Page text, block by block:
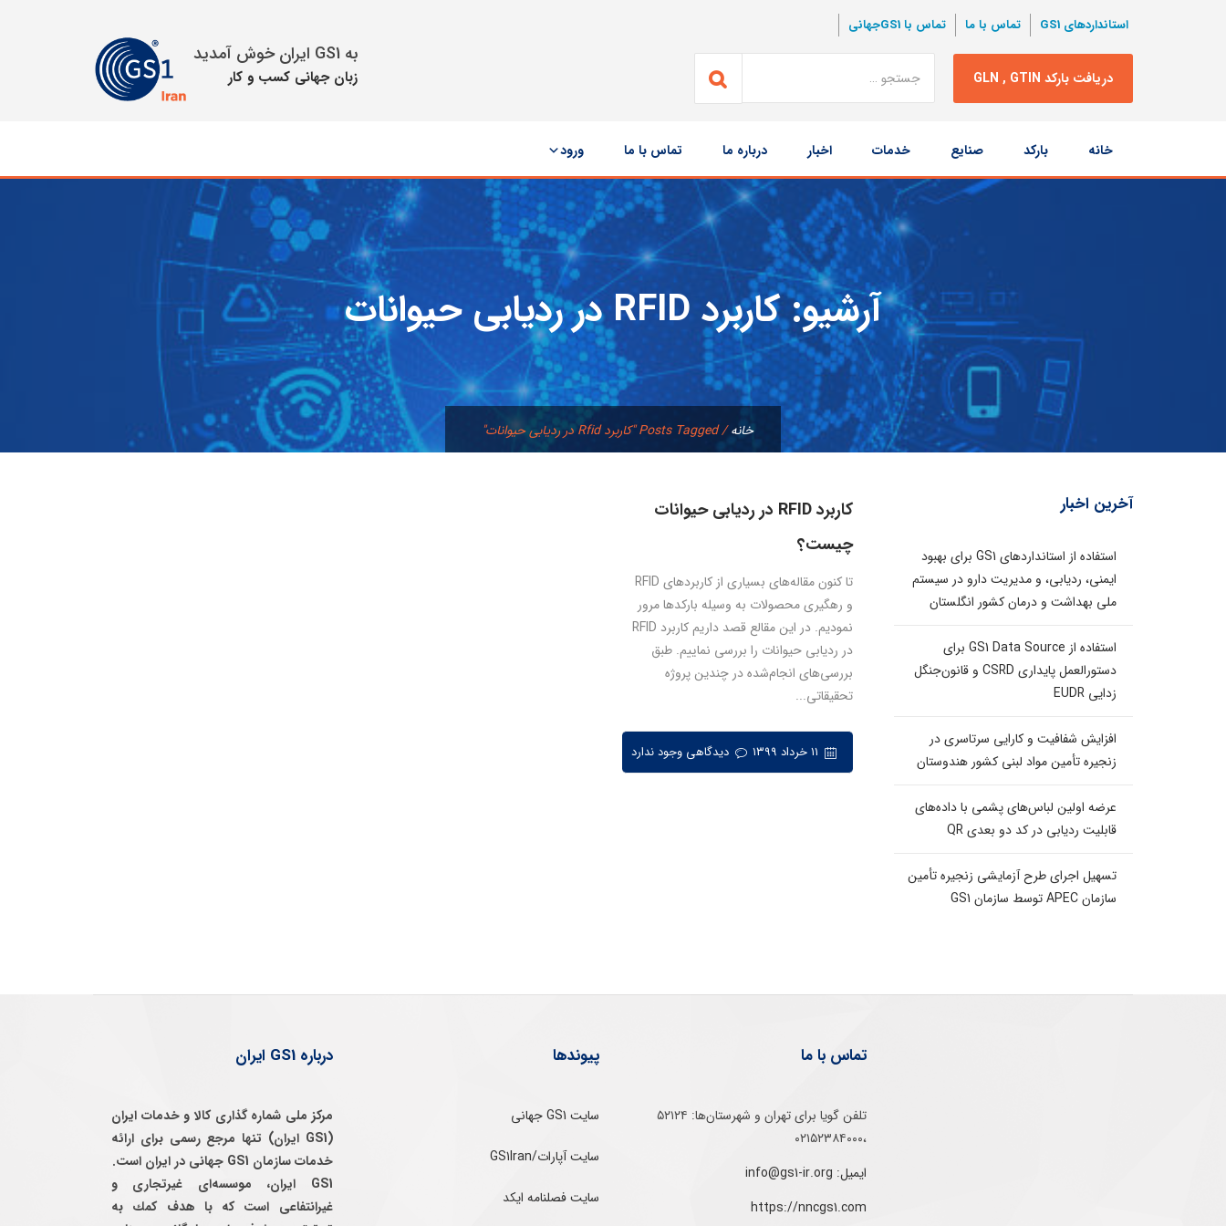
به GS1 ایران خوش آمدید
زبان جهانی كسب و كار
استانداردهای GS1 تماس با ما تماس با GS1جهانی
دریافت بارکد GLN , GTIN
نتبجه
جستجو
محتوا
خانه بارکد صنایع خدمات اخبار درباره ما تماس با ما ورود
آرشیو:کاربرد RFID در ردیابی حیوانات
خانه/Posts Tagged "کاربرد Rfid در ردیابی حیوانات"
کاربرد RFID در ردیابی حیوانات
چیست؟
و رهگیری محصولات به وسیله بارکدها مرور
نمودیم. در این مقالع قصد داریم کاربرد RFID
در ردیابی حیوانات را بررسی نماییم. طبق
بررسی‌های انجام‌شده در چندین پروژه
تحقیقاتی...
دیدگاهی وجود ندارد
آخرین اخبار
استفاده از استانداردهای GS1 برای بهبود
ایمنی، ردیابی، و مدیریت دارو در سیستم
ملی بهداشت و درمان کشور انگلستان
استفاده از GS1 Data Source برای
دستورالعمل پایداری CSRD و قانون‌جنگل
زدایی EUDR
افزایش شفافیت و کارایی سرتاسری در
زنجیره تأمین مواد لبنی کشور هندوستان
عرضه اولین لباس‌های پشمی با داده‌های
قابلیت ردیابی در کد دو بعدی QR
تسهیل اجرای طرح آزمایشی زنجیره تأمین
سازمان APEC توسط سازمان GS1
درباره GS1 ایران
مرکز ملی شماره گذاری کالا و خدمات ایران
(GS1 ایران) تنها مرجع رسمی برای ارائه
خدمات سازمان GS1 جهانی در ایران است.
GS1 ایران، موسسه‌ای غيرتجاری و
غيرانتفاعی است كه با هدف كمك به
پیوندها
سایت GS1 جهانی
سایت آپارات/GS1Iran
سایت فصلنامه ایکد
تماس با ما
تلفن‌ گویا برای‌ تهران‌‌ و‌ شهرستان‌ها:‌ ۵۲۱۲۴
،۰۲۱۵۲۳۸۴۰۰۰
ایمیل: info@gs1-ir.org
https://nncgs1.com